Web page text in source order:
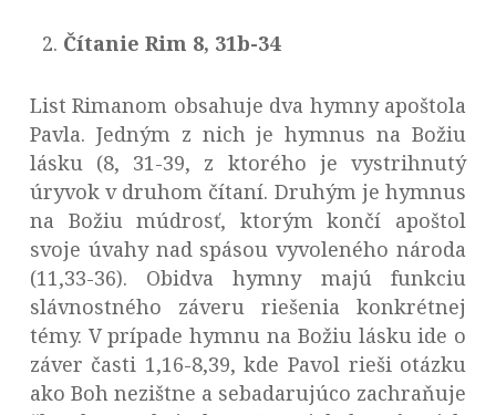
Čítanie Rim 8, 31b-34
List Rimanom obsahuje dva hymny apoštola
Pavla. Jedným z nich je hymnus na Božiu
lásku (8, 31-39, z ktorého je vystrihnutý
úryvok v druhom čítaní. Druhým je hymnus
na Božiu múdrosť, ktorým končí apoštol
svoje úvahy nad spásou vyvoleného národa
(11,33-36). Obidva hymny majú funkciu
slávnostného záveru riešenia konkrétnej
témy. V prípade hymnu na Božiu lásku ide o
záver časti 1,16-8,39, kde Pavol rieši otázku
ako Boh nezištne a sebadarujúco zachraňuje